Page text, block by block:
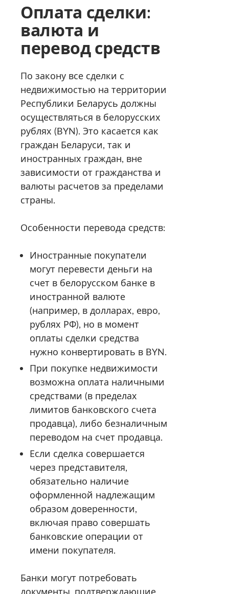
Оплата сделки:
валюта и
перевод средств
По закону все сделки с
недвижимостью на территории
Республики Беларусь должны
осуществляться в белорусских
рублях (BYN). Это касается как
граждан Беларуси, так и
иностранных граждан, вне
зависимости от гражданства и
валюты расчетов за пределами
страны.
Особенности перевода средств:
Иностранные покупатели
могут перевести деньги на
счет в белорусском банке в
иностранной валюте
(например, в долларах, евро,
рублях РФ), но в момент
оплаты сделки средства
нужно конвертировать в BYN.
При покупке недвижимости
возможна оплата наличными
средствами (в пределах
лимитов банковского счета
продавца), либо безналичным
переводом на счет продавца.
Если сделка совершается
через представителя,
обязательно наличие
оформленной надлежащим
образом доверенности,
включая право совершать
банковские операции от
имени покупателя.
Банки могут потребовать